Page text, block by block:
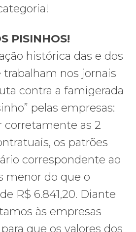
PISINHOS!
histórica das e dos
trabalham nos jornais
contra a famigerada
pelas empresas:
corretamente as 2
os patrões
correspondente ao
menor do que o
R$ 6.841,20. Diante
às empresas
que os valores dos